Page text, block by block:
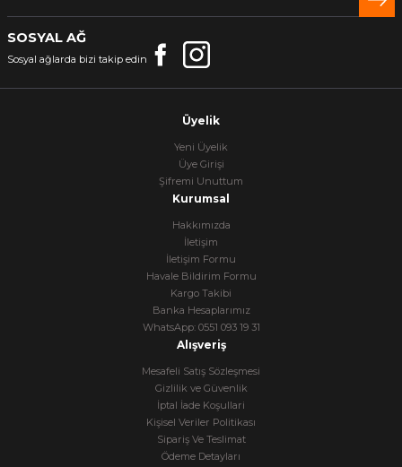
SOSYAL AĞ
Sosyal ağlarda bizi takip edin
Üyelik
Yeni Üyelik
Üye Girişi
Şifremi Unuttum
Kurumsal
Hakkımızda
İletişim
İletişim Formu
Havale Bildirim Formu
Kargo Takibi
Banka Hesaplarımız
WhatsApp: 0551 093 19 31
Alışveriş
Mesafeli Satış Sözleşmesi
Gizlilik ve Güvenlik
İptal İade Koşullari
Kişisel Veriler Politikası
Sipariş Ve Teslimat
Ödeme Detayları